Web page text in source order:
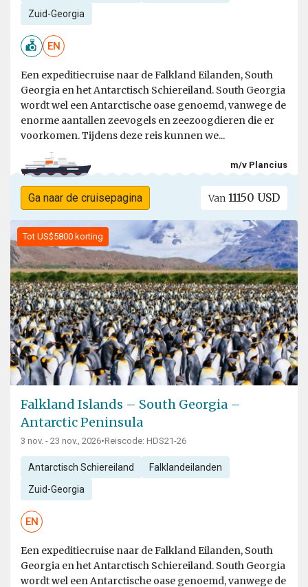
Zuid-Georgia
EN
Een expeditiecruise naar de Falkland Eilanden, South
Georgia en het Antarctisch Schiereiland. South Georgia
wordt wel een Antarctische oase genoemd, vanwege de
enorme aantallen zeevogels en zeezoogdieren die er
voorkomen. Tijdens deze reis kunnen we...
m/v Plancius
Ga naar de cruisepagina Van 11150 USD
Tot US$5800 korting
Falkland Islands – South Georgia –
Antarctic Peninsula
3 nov. - 23 nov., 2026•Reiscode: HDS21-26
Antarctisch Schiereiland Falklandeilanden
Zuid-Georgia
EN
Een expeditiecruise naar de Falkland Eilanden, South
Georgia en het Antarctisch Schiereiland. South Georgia
wordt wel een Antarctische oase genoemd, vanwege de